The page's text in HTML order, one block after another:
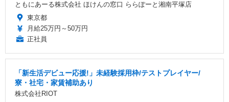
ともにあーる株式会社 ほけんの窓口 ららぽーと湘南平塚店
東京都
月給25万円～50万円
正社員
「新生活デビュー応援!」未経験採用枠/テストプレイヤー/
寮・社宅・家賃補助あり
株式会社RIOT